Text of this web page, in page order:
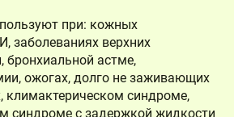
при: кожных
заболеваниях верхних
бронхиальной астме,
ожогах, долго не заживающих
климактерическом синдроме,
синдроме с задержкой жидкости